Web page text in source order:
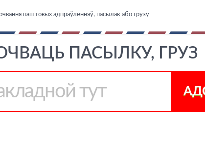
паштовых адпраўленняў, пасылак або грузу
ПАСЫЛКУ, ГРУЗ